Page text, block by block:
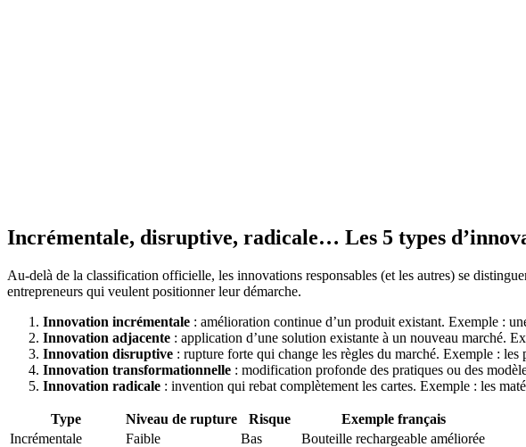
Incrémentale, disruptive, radicale… Les 5 types
Au-delà de la classification officielle, les innovations responsables (et les autres) se
entrepreneurs qui veulent positionner leur démarche.
Innovation incrémentale : amélioration continue d’un produit existant. Exemple :
Innovation adjacente : application d’une solution existante à un nouveau marché.
Innovation disruptive : rupture forte qui change les règles du marché. Exemple :
Innovation transformationnelle : modification profonde des pratiques ou des
Innovation radicale : invention qui rebat complètement les cartes. Exemple : les
Type Niveau de rupture Risque
Exemple français
Incrémentale
Faible Bas
Bouteille rechargeable améliorée